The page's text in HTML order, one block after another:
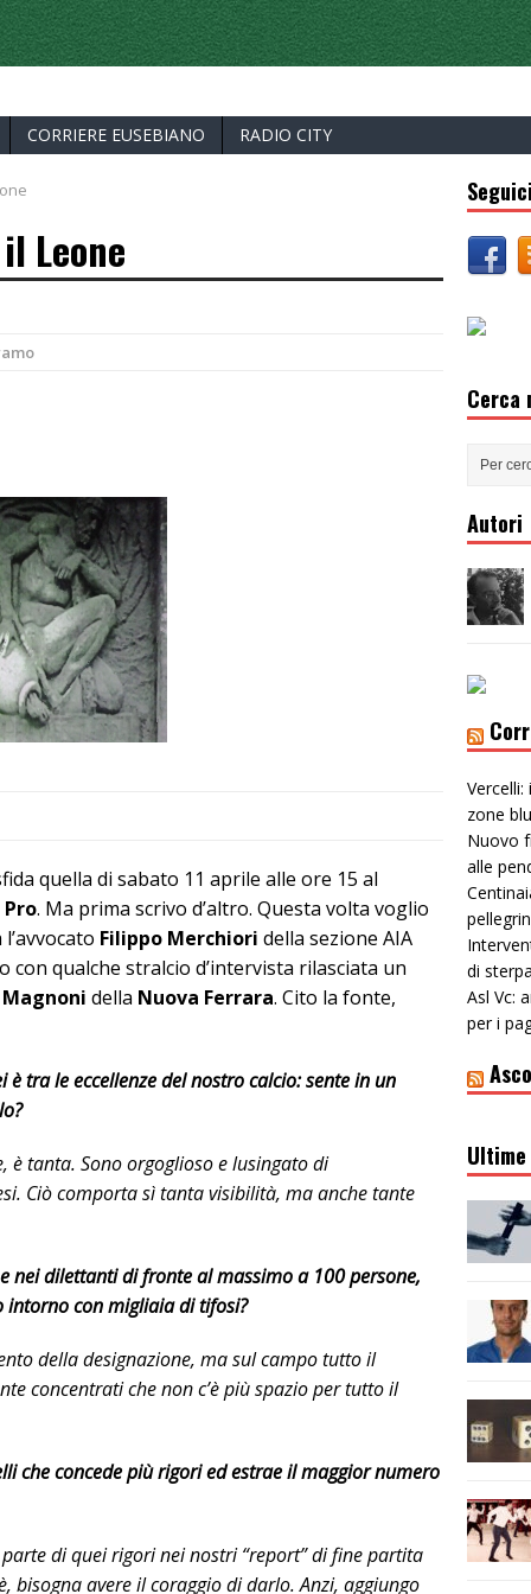
CORRIERE EUSEBIANO RADIO CITY
Leone
quella di sabato 11 aprile alle ore 15 al
Pro. Ma prima scrivo d’altro. Questa volta voglio
Filippo Merchiori della sezione AIA
con qualche stralcio d’intervista rilasciata un
della Nuova Ferrara. Cito la fonte,
è tra le eccellenze del nostro calcio: sente in un
è tanta. Sono orgoglioso e lusingato di
Ciò comporta sì tanta visibilità, ma anche tante
nei dilettanti di fronte al massimo a 100 persone,
intorno con migliaia di tifosi?
della designazione, ma sul campo tutto il
concentrati che non c’è più spazio per tutto il
che concede più rigori ed estrae il maggior numero
di quei rigori nei nostri “report” di fine partita
bisogna avere il coraggio di darlo. Anzi, aggiungo
Cerca
Autori
zone blu
Nuovo
alle
di
Asl Vc:
per i